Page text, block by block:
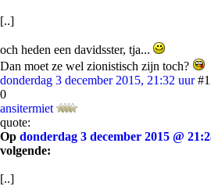
[..]
och heden een davidsster, tja...
Dan moet ze wel zionistisch zijn toch?
donderdag 3 december 2015, 21:32 uur
0
ansitermiet
quote:
Op donderdag 3 december 2015 @
volgende:
[..]